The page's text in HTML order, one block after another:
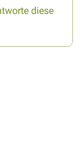
diese